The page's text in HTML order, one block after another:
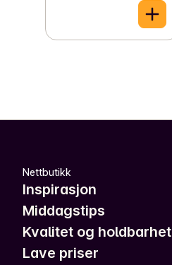
Nettbutikk
Inspirasjon
Middagstips
Kvalitet og holdbarhet
Lave priser